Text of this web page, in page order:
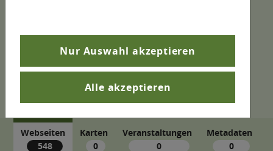
Webseiten
548
Karten
0
Veranstaltungen
0
Metadaten
0
Nur Auswahl akzeptieren
Alle akzeptieren